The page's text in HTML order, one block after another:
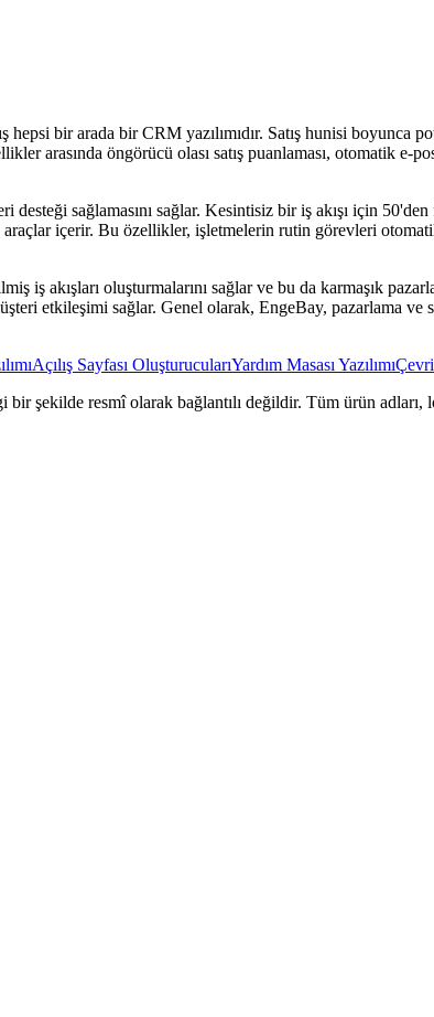
hepsi bir arada bir CRM yazılımıdır. Satış hunisi
arasında öngörücü olası satış puanlaması, otomatik e-
sağlamasını sağlar. Kesintisiz bir iş akışı için 50'den
içerir. Bu özellikler, işletmelerin rutin görevleri
akışları oluşturmalarını sağlar ve bu da karmaşık
etkileşimi sağlar. Genel olarak, EngeBay, pazarlama ve
Açılış Sayfası OluşturucularıYardım Masası Yazılımı
şekilde resmî olarak bağlantılı değildir. Tüm ürün